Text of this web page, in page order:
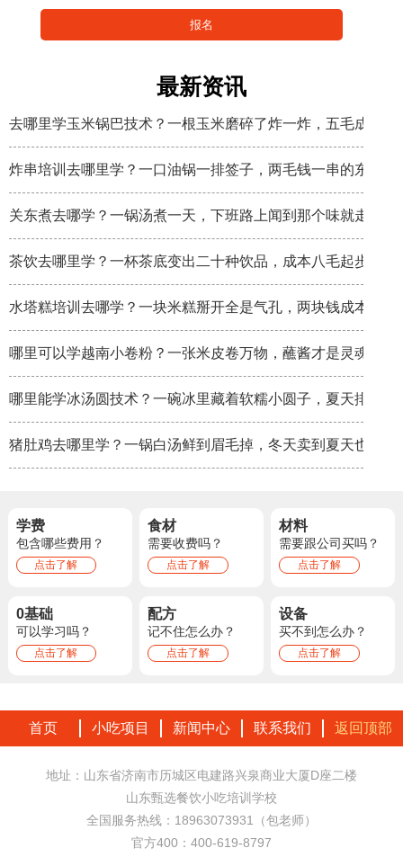
最新资讯
去哪里学玉米锅巴技术？一根玉米磨碎了炸一炸，五毛成本卖
炸串培训去哪里学？一口油锅一排签子，两毛钱一串的东西炸
关东煮去哪学？一锅汤煮一天，下班路上闻到那个味就走不动
茶饮去哪里学？一杯茶底变出二十种饮品，成本八毛起步
水塔糕培训去哪学？一块米糕掰开全是气孔，两块钱成本卖八
哪里可以学越南小卷粉？一张米皮卷万物，蘸酱才是灵魂
哪里能学冰汤圆技术？一碗冰里藏着软糯小圆子，夏天排队排
猪肚鸡去哪里学？一锅白汤鲜到眉毛掉，冬天卖到夏天也不淡
学费
包含哪些费用？
点击了解
食材
需要收费吗？
点击了解
材料
需要跟公司买吗？
点击了解
0基础
可以学习吗？
点击了解
配方
记不住怎么办？
点击了解
设备
买不到怎么办？
点击了解
首页 小吃项目 新闻中心 联系我们 返回顶部
地址：山东省济南市历城区电建路兴泉商业大厦D座二楼
山东甄选餐饮小吃培训学校
全国服务热线：18963073931（包老师）
官方400：400-619-8797